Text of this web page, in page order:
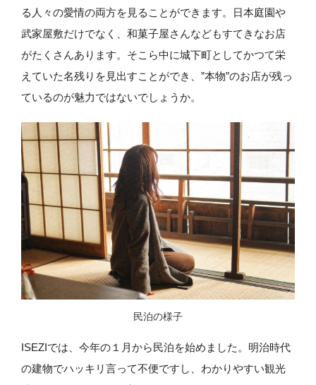
る人々の愛情の両方を見ることができます。日本庭園や
武家屋敷だけでなく、和菓子屋さんなどもすてきなお店
がたくさんあります。そこら中に城下町としてかつて栄
えていた名残りを見出すことができ、”本物”のお店が残っ
ているのが魅力ではないでしょうか。
民泊の様子
ISEZIでは、今年の１月から民泊を始めました。明治時代
の建物でハッキリ言って不便ですし、わかりやすい観光